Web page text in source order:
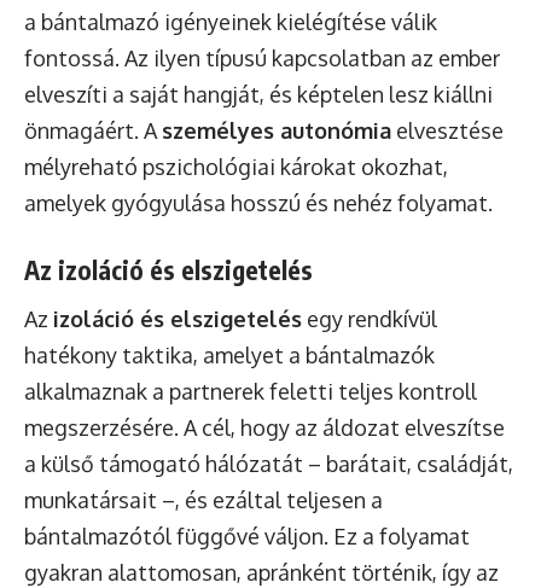
a bántalmazó igényeinek kielégítése válik
fontossá. Az ilyen típusú kapcsolatban az ember
elveszíti a saját hangját, és képtelen lesz kiállni
önmagáért. A személyes autonómia elvesztése
mélyreható pszichológiai károkat okozhat,
amelyek gyógyulása hosszú és nehéz folyamat.
Az izoláció és elszigetelés
Az izoláció és elszigetelés egy rendkívül
hatékony taktika, amelyet a bántalmazók
alkalmaznak a partnerek feletti teljes kontroll
megszerzésére. A cél, hogy az áldozat elveszítse
a külső támogató hálózatát – barátait, családját,
munkatársait –, és ezáltal teljesen a
bántalmazótól függővé váljon. Ez a folyamat
gyakran alattomosan, apránként történik, így az